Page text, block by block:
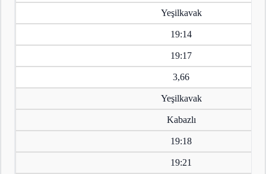
Yeşilkavak
19:14
19:17
3,66
Yeşilkavak
Kabazlı
19:18
19:21